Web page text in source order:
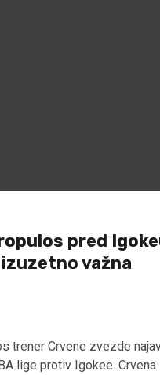
pred
važna
trener Crvene zvezde
lige protiv Igokee. Crvena